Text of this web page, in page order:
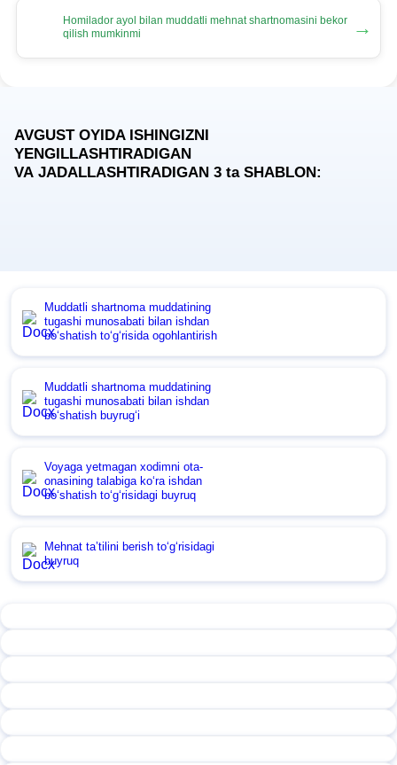
Homilador ayol bilan muddatli mehnat shartnomasini bekor
qilish mumkinmi
→
AVGUST OYIDA ISHINGIZNI
YENGILLASHTIRADIGAN
VA JADALLASHTIRADIGAN 3 taSHABLON:
Muddatli shartnoma muddatining
tugashi munosabati bilan ishdan
boʻshatish toʻgʻrisida ogohlantirish
Muddatli shartnoma muddatining
tugashi munosabati bilan ishdan
boʻshatish buyrugʻi
Voyaga yetmagan хodimni ota-
onasining talabiga koʻra ishdan
boʻshatish toʻgʻrisidagi buyruq
Mehnat ta’tilini berish toʻgʻrisidagi
buyruq